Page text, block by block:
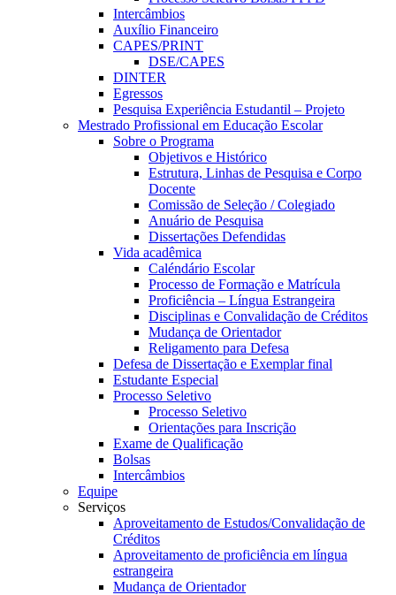
Intercâmbios
Auxílio Financeiro
CAPES/PRINT
DSE/CAPES
DINTER
Egressos
Pesquisa Experiência Estudantil – Projeto
Mestrado Profissional em Educação Escolar
Sobre o Programa
Objetivos e Histórico
Estrutura, Linhas de Pesquisa e Corpo
Docente
Comissão de Seleção / Colegiado
Anuário de Pesquisa
Dissertações Defendidas
Vida acadêmica
Caléndário Escolar
Processo de Formação e Matrícula
Proficiência – Língua Estrangeira
Disciplinas e Convalidação de Créditos
Mudança de Orientador
Religamento para Defesa
Defesa de Dissertação e Exemplar final
Estudante Especial
Processo Seletivo
Processo Seletivo
Orientações para Inscrição
Exame de Qualificação
Bolsas
Intercâmbios
Equipe
Serviços
Aproveitamento de Estudos/Convalidação de
Créditos
Aproveitamento de proficiência em língua
estrangeira
Mudança de Orientador